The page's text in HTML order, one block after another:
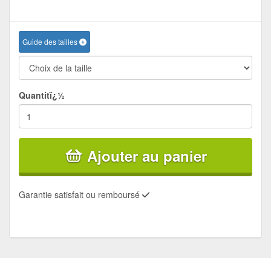
Guide des tailles
Quantitï¿½
Ajouter au panier
Garantie satisfait ou remboursé